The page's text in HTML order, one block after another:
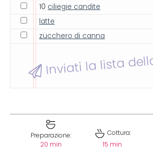
10 ciliegie candite
latte
zucchero di canna
Inviati la lista
Preparazione:
20 min
Cottura:
15 min